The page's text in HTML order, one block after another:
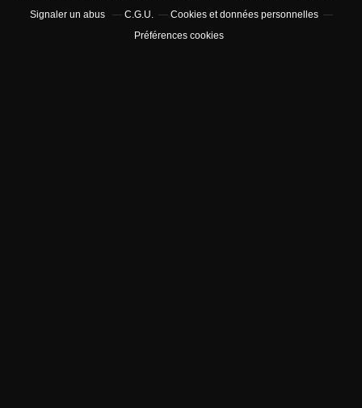
Signaler un abus
C.G.U.
Cookies et données personnelles
Préférences cookies